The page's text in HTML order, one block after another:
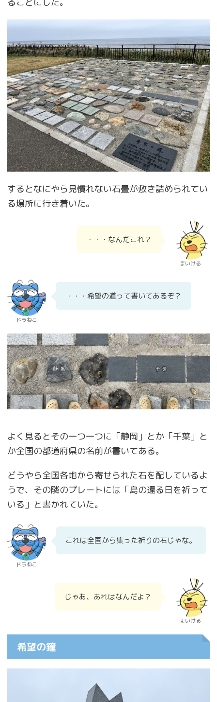
するとなにやら見慣れない石畳が敷き詰められてい
る場所に行き着いた。
・・・なんだこれ？
まいける
ドラねこ
・・・希望の道って書いてあるぞ？
よく見るとその一つ一つに「静岡」とか「千葉」と
か全国の都道府県の名前が書いてある。
どうやら全国各地から寄せられた石を配しているよ
うで、その隣のプレートには「島の還る日を祈って
いる」と書かれていた。
ドラねこ
これは全国から集った祈りの石じゃな。
じゃあ、あれはなんだよ？
まいける
希望の鐘